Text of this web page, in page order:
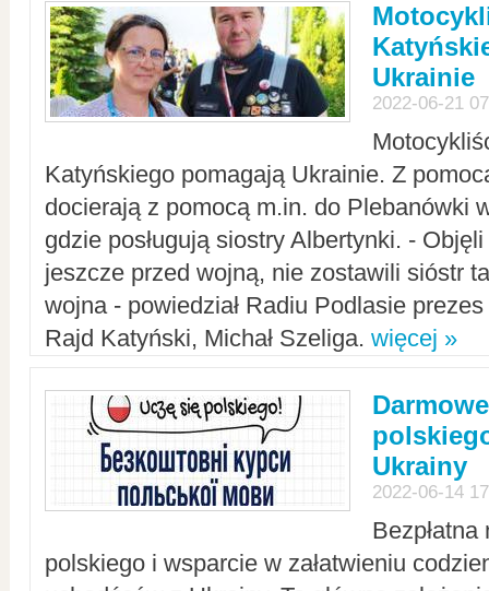
Ukrainie
2022-06-21
Katyńskiego pomagają Ukrainie. Z
docierają z pomocą m.in. do Plebanówki
gdzie posługują siostry Albertynki. -
jeszcze przed wojną, nie zostawili sióstr
wojna - powiedział Radiu Podlasie
Rajd Katyński, Michał Szeliga. więcej »
Ukrainy
2022-06-14
polskiego i wsparcie w załatwieniu